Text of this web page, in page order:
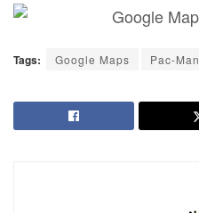
Tags: Google Maps Pac-Man